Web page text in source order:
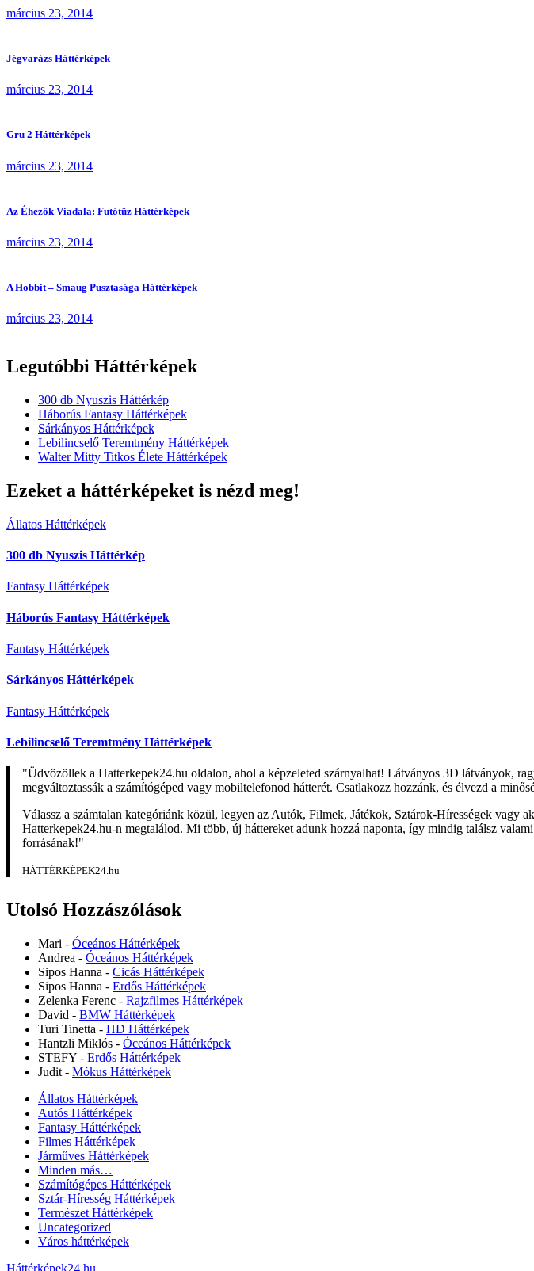
március 23, 2014
Jégvarázs Háttérképek
március 23, 2014
Gru 2 Háttérképek
március 23, 2014
Az Éhezők Viadala: Futótűz Háttérképek
március 23, 2014
A Hobbit – Smaug Pusztasága Háttérképek
március 23, 2014
Legutóbbi Háttérképek
300 db Nyuszis Háttérkép
Háborús Fantasy Háttérképek
Sárkányos Háttérképek
Lebilincselő Teremtmény Háttérképek
Walter Mitty Titkos Élete Háttérképek
Ezeket a háttérképeket is nézd meg!
Állatos Háttérképek
300 db Nyuszis Háttérkép
Fantasy Háttérképek
Háborús Fantasy Háttérképek
Fantasy Háttérképek
Sárkányos Háttérképek
Fantasy Háttérképek
Lebilincselő Teremtmény Háttérképek
"Üdvözöllek a Hatterkepek24.hu oldalon, ahol a képzeleted szárnyalhat! Látványos 3D látványok,
megváltoztassák a számítógéped vagy mobiltelefonod hátterét. Csatlakozz hozzánk, és élvezd a
Válassz a számtalan kategóriánk közül, legyen az Autók, Filmek, Játékok, Sztárok-Hírességek vagy
Hatterkepek24.hu-n megtalálod. Mi több, új háttereket adunk hozzá naponta, így mindig találsz
forrásának!"
HÁTTÉRKÉPEK24.hu
Utolsó Hozzászólások
Mari - Óceános Háttérképek
Andrea - Óceános Háttérképek
Sipos Hanna - Cicás Háttérképek
Sipos Hanna - Erdős Háttérképek
Zelenka Ferenc - Rajzfilmes Háttérképek
David - BMW Háttérképek
Turi Tinetta - HD Háttérképek
Hantzli Miklós - Óceános Háttérképek
STEFY - Erdős Háttérképek
Judit - Mókus Háttérképek
Állatos Háttérképek
Autós Háttérképek
Fantasy Háttérképek
Filmes Háttérképek
Járműves Háttérképek
Minden más…
Számítógépes Háttérképek
Sztár-Híresség Háttérképek
Természet Háttérképek
Uncategorized
Város háttérképek
Háttérképek24.hu